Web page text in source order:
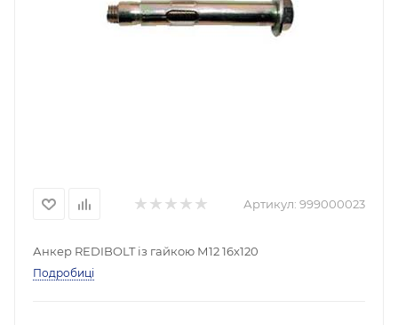
Артикул: 999000023
Анкер REDIBOLT із гайкою М12 16х120
Подробиці